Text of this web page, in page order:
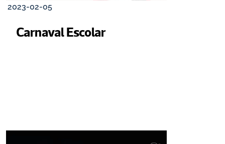
2023-02-05
Carnaval Escolar